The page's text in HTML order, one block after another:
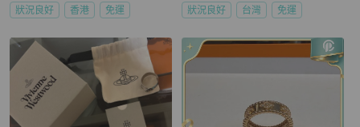
狀況良好 香港 免運 狀況良好 台灣 免運